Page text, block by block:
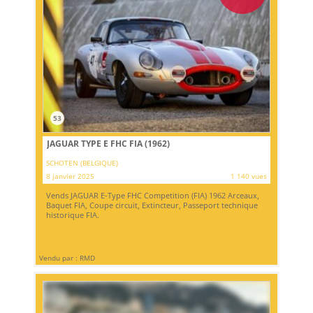
53
JAGUAR TYPE E FHC FIA (1962)
SCHOTEN (BELGIQUE)
8 janvier 2025
1 140 vues
Vends JAGUAR E-Type FHC Competition (FIA) 1962 Arceaux,
Baquet FIA, Coupe circuit, Extincteur, Passeport technique
historique FIA.
Vendu par : RMD